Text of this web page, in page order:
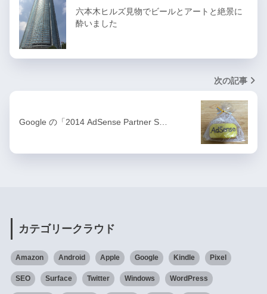
六本木ヒルズ見物でビールとアートと絶景に
酔いました
次の記事
Google の「2014 AdSense Partner S…
カテゴリークラウド
Amazon Android Apple Google Kindle Pixel
SEO Surface Twitter Windows WordPress